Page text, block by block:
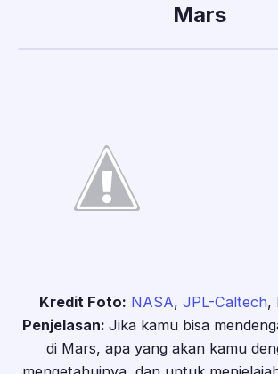
Mars
Kredit Foto: NASA, JPL-Caltech,
Penjelasan: Jika kamu bisa
di Mars, apa yang akan kamu